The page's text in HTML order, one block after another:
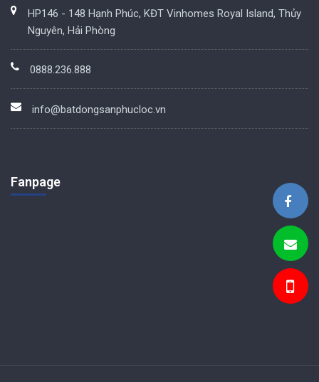
HP146 - 148 Hạnh Phúc, KĐT Vinhomes Royal Island, Thủy
Nguyên, Hải Phòng
0888.236.888
info@batdongsanphucloc.vn
Fanpage